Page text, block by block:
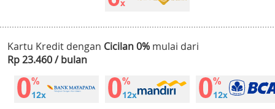
Kartu Kredit dengan Cicilan 0% mulai dari
Rp 23.460 / bulan